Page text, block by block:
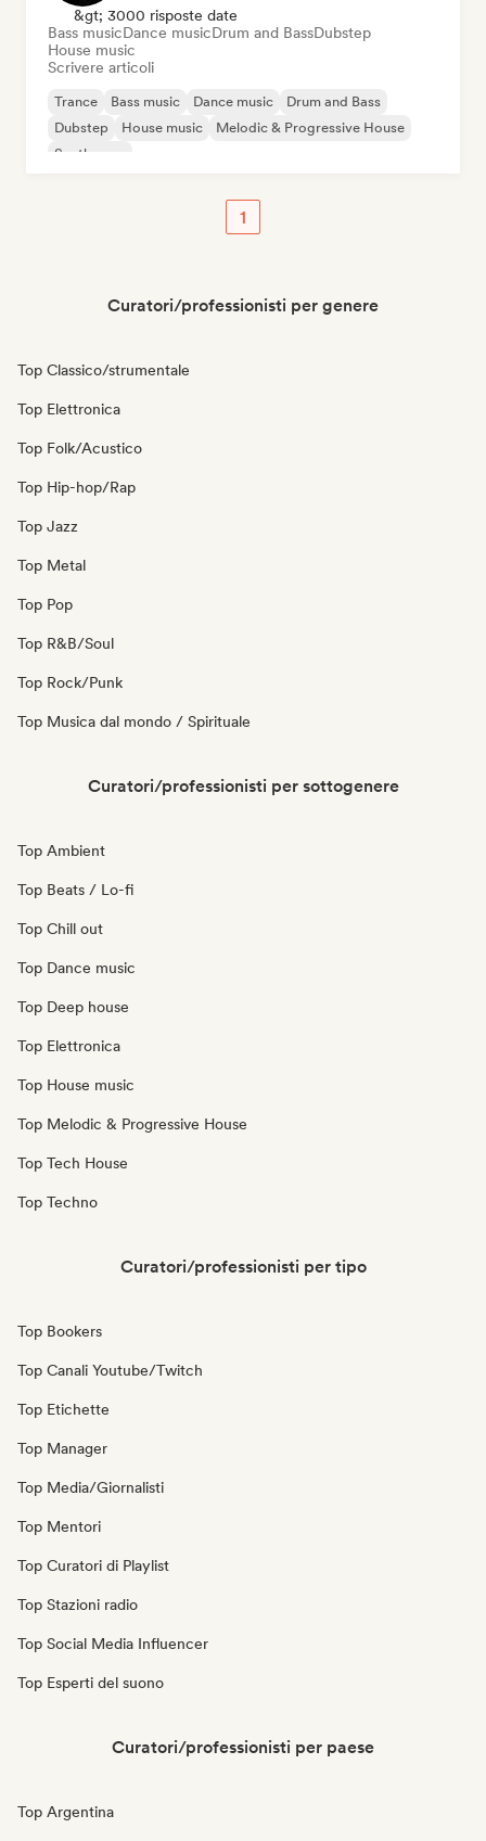
&gt; 3000 risposte date
Bass musicDance musicDrum and BassDubstep
House music
Scrivere articoli
Trance Bass music Dance music
Drum and Bass
Dubstep
House music
Melodic & Progressive House
Synthwave
1
Curatori/professionisti per genere
Top Classico/strumentale
Top Elettronica
Top Folk/Acustico
Top Hip-hop/Rap
Top Jazz
Top Metal
Top Pop
Top R&B/Soul
Top Rock/Punk
Top Musica dal mondo / Spirituale
Curatori/professionisti per sottogenere
Top Ambient
Top Beats / Lo-fi
Top Chill out
Top Dance music
Top Deep house
Top Elettronica
Top House music
Top Melodic & Progressive House
Top Tech House
Top Techno
Curatori/professionisti per tipo
Top Bookers
Top Canali Youtube/Twitch
Top Etichette
Top Manager
Top Media/Giornalisti
Top Mentori
Top Curatori di Playlist
Top Stazioni radio
Top Social Media Influencer
Top Esperti del suono
Curatori/professionisti per paese
Top Argentina